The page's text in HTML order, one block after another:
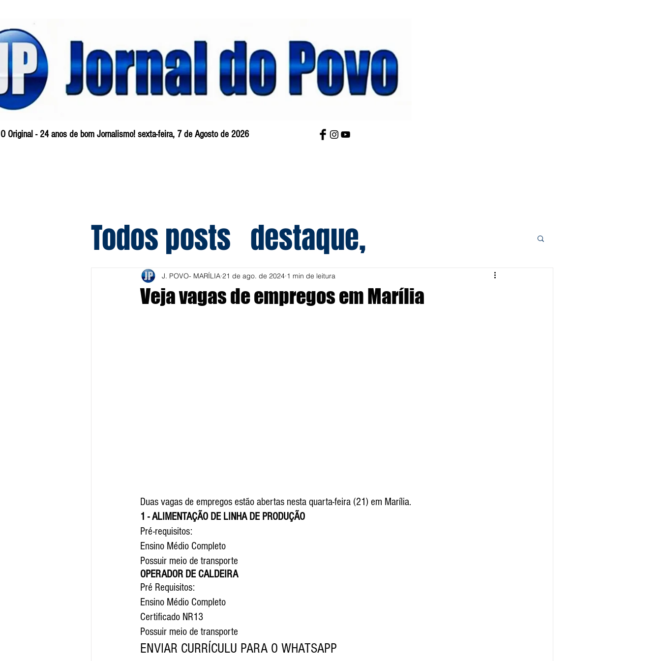
O Original - 24 anos de bom Jornalismo! sexta-feira, 7 de Agosto de 2026
Todos posts destaque,
Veja vagas de empregos em Marília
J. POVO- MARÍLIA 21 de ago. de 2024 1 min de leitura
Duas vagas de empregos estão abertas nesta quarta-feira (21) em Marília.
1 - ALIMENTAÇÃO DE LINHA DE PRODUÇÃO
Pré-requisitos:
Ensino Médio Completo
Possuir meio de transporte
OPERADOR DE CALDEIRA
Pré Requisitos:
Ensino Médio Completo
Certificado NR13
Possuir meio de transporte
ENVIAR CURRÍCULU PARA O WHATSAPP